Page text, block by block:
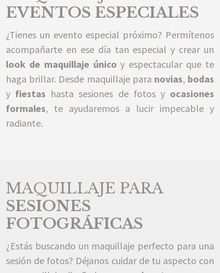
EVENTOS ESPECIALES
¿Tienes un evento especial próximo? Permítenos
acompañarte en ese día tan especial y crear un
look de maquillaje único y espectacular que te
haga brillar. Desde maquillaje para novias, bodas
y fiestas hasta sesiones de fotos y ocasiones
formales, te ayudaremos a lucir impecable y
radiante.
MAQUILLAJE PARA
SESIONES
FOTOGRÁFICAS
¿Estás buscando un maquillaje perfecto para una
sesión de fotos? Déjanos cuidar de tu aspecto con